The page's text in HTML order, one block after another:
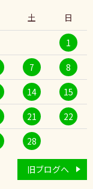
土 日
1
7 8
14 15
21 22
28
旧ブログへ